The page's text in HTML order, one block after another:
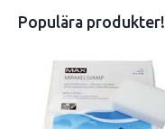
Populära produkter!